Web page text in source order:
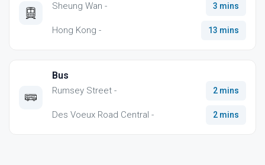
Sheung Wan - 3 mins
Hong Kong - 13 mins
Bus
Rumsey Street - 2 mins
Des Voeux Road Central - 2 mins